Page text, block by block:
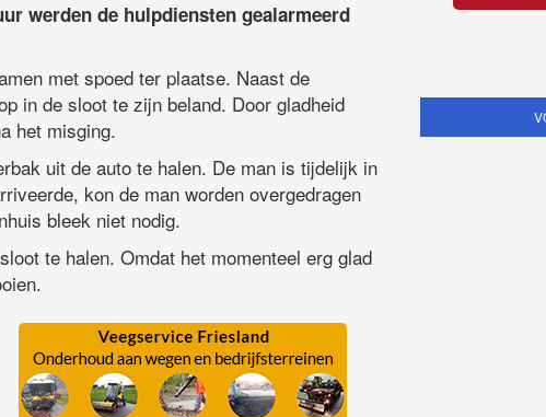
werden de hulpdiensten gealarmeerd
met spoed ter plaatse. Naast de
in de sloot te zijn beland. Door gladheid
het misging.
uit de auto te halen. De man is tijdelijk in
kon de man worden overgedragen
bleek niet nodig.
te halen. Omdat het momenteel erg glad